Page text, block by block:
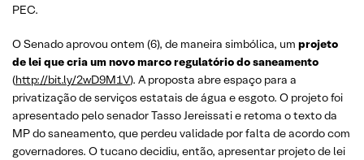
PEC.
O Senado aprovou ontem (6), de maneira simbólica, um projeto
de lei que cria um novo marco regulatório do saneamento
(http://bit.ly/2wD9M1V). A proposta abre espaço para a
privatização de serviços estatais de água e esgoto. O projeto foi
apresentado pelo senador Tasso Jereissati e retoma o texto da
MP do saneamento, que perdeu validade por falta de acordo com
governadores. O tucano decidiu, então, apresentar projeto de lei